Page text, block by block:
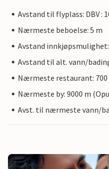
Avstand til flyplass: DBV :
Nærmeste beboelse: 5 m
Avstand innkjøpsmulighet:
Avstand til alt. vann/
Nærmeste restaurant: 700
Nærmeste by: 9000 m
Avst. til nærmeste vann/